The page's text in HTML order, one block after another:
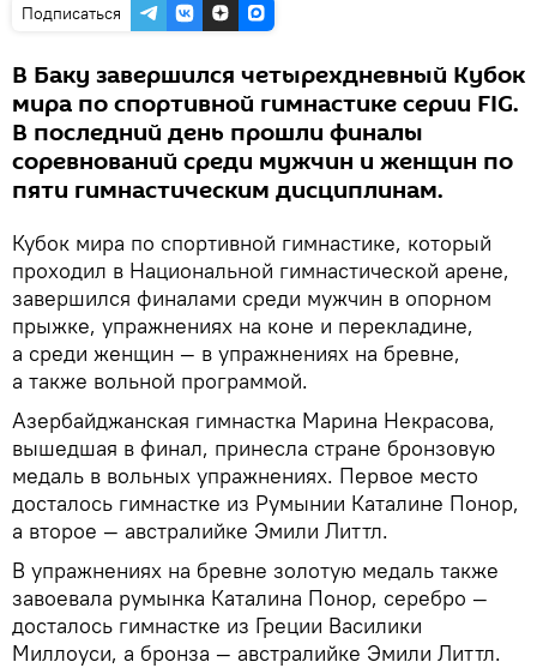
Подписаться
В Баку завершился четырехдневный Кубок
мира по спортивной гимнастике серии FIG.
В последний день прошли финалы
соревнований среди мужчин и женщин по
пяти гимнастическим дисциплинам.
Кубок мира по спортивной гимнастике, который
проходил в Национальной гимнастической арене,
завершился финалами среди мужчин в опорном
прыжке, упражнениях на коне и перекладине,
а среди женщин — в упражнениях на бревне,
а также вольной программой.
Азербайджанская гимнастка Марина Некрасова,
вышедшая в финал, принесла стране бронзовую
медаль в вольных упражнениях. Первое место
досталось гимнастке из Румынии Каталине Понор,
а второе — австралийке Эмили Литтл.
В упражнениях на бревне золотую медаль также
завоевала румынка Каталина Понор, серебро —
досталось гимнастке из Греции Василики
Миллоуси, а бронза — австралийке Эмили Литтл.